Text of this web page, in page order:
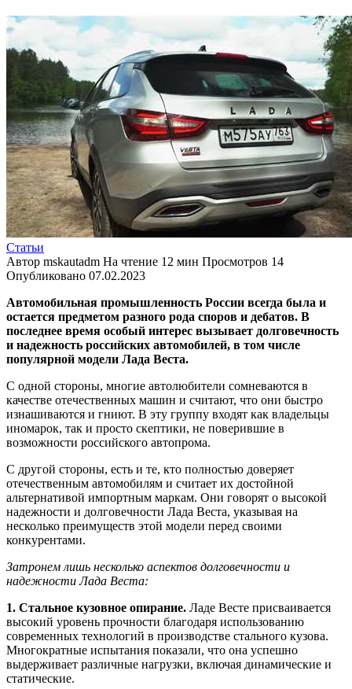
Статьи
Автор mskautadm На чтение 12 мин Просмотров 14
Опубликовано 07.02.2023
Автомобильная промышленность России всегда была и
остается предметом разного рода споров и дебатов. В
последнее время особый интерес вызывает долговечность
и надежность российских автомобилей, в том числе
популярной модели Лада Веста.
С одной стороны, многие автолюбители сомневаются в
качестве отечественных машин и считают, что они быстро
изнашиваются и гниют. В эту группу входят как владельцы
иномарок, так и просто скептики, не поверившие в
возможности российского автопрома.
С другой стороны, есть и те, кто полностью доверяет
отечественным автомобилям и считает их достойной
альтернативой импортным маркам. Они говорят о высокой
надежности и долговечности Лада Веста, указывая на
несколько преимуществ этой модели перед своими
конкурентами.
Затронем лишь несколько аспектов долговечности и
надежности Лада Веста:
1. Стальное кузовное опирание. Ладе Весте присваивается
высокий уровень прочности благодаря использованию
современных технологий в производстве стального кузова.
Многократные испытания показали, что она успешно
выдерживает различные нагрузки, включая динамические и
статические.